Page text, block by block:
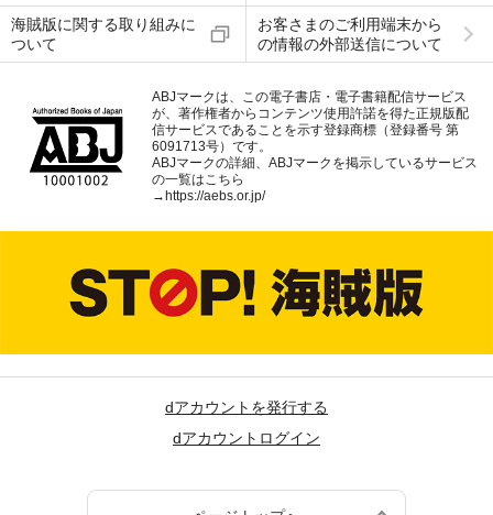
海賊版に関する取り組みに
ついて
お客さまのご利用端末から
の情報の外部送信について
ABJマークは、この電子書店・電子書籍配信サービス
が、著作権者からコンテンツ使用許諾を得た正規版配
信サービスであることを示す登録商標（登録番号 第
6091713号）です。
ABJマークの詳細、ABJマークを掲示しているサービス
の一覧はこちら
→https://aebs.or.jp/
dアカウントを発行する
dアカウントログイン